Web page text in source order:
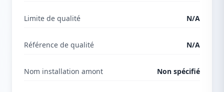
Limite de qualité N/A
Référence de qualité N/A
Nom installation amont Non spécifié